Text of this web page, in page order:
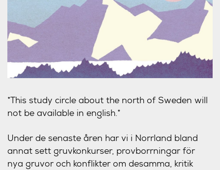
*This study circle about the north of Sweden will
not be available in english.*
Under de senaste åren har vi i Norrland bland
annat sett gruvkonkurser, provborrningar för
nya gruvor och konflikter om desamma, kritik